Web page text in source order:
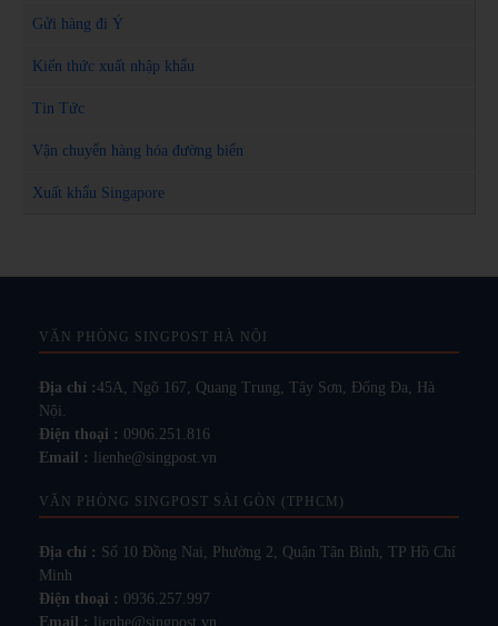
Gửi hàng đi Ý
Kiến thức xuất nhập khẩu
Tin Tức
Vận chuyển hàng hóa đường biển
Xuất khẩu Singapore
VĂN PHÒNG SINGPOST HÀ NỘI
Địa chỉ :45A, Ngõ 167, Quang Trung, Tây Sơn, Đống Đa, Hà
Nội.
Điện thoại : 0906.251.816
Email :
lienhe@singpost.vn
VĂN PHÒNG SINGPOST SÀI GÒN (TPHCM)
Địa chỉ : Số 10 Đồng Nai, Phường 2, Quận Tân Bình, TP Hồ Chí
Minh
Điện thoại : 0936.257.997
Email :
lienhe@singpost.vn